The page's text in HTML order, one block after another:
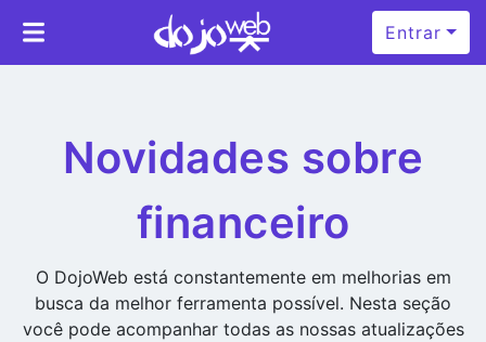
Entrar
Novidades sobre
financeiro
O DojoWeb está constantemente em melhorias em
busca da melhor ferramenta possível. Nesta seção
você pode acompanhar todas as nossas atualizações